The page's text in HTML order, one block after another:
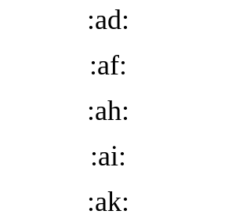
:ad:
:af:
:ah:
:ai:
:ak: